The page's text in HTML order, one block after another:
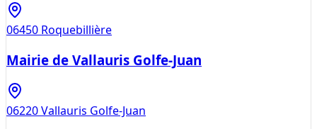
06450 Roquebillière
Mairie de Vallauris Golfe-Juan
06220Vallauris Golfe-Juan